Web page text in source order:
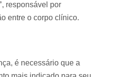
, responsável por
entre o corpo clínico.
é necessário que a